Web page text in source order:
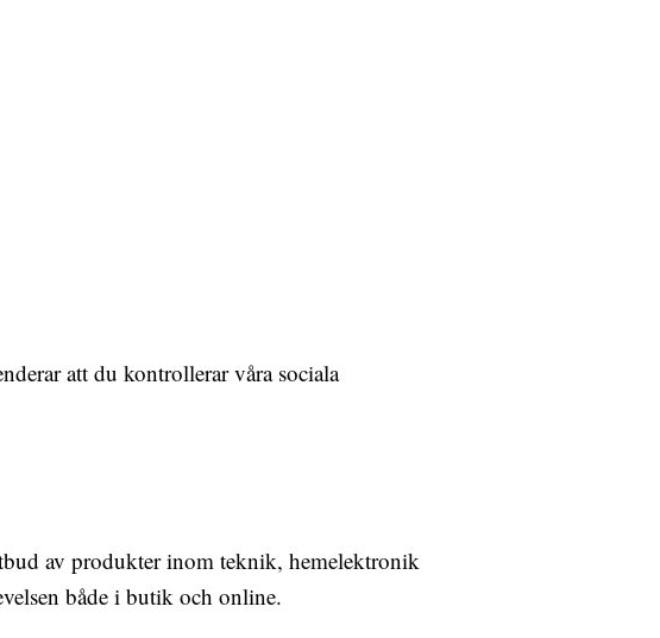
att du kontrollerar våra sociala
av produkter inom teknik, hemelektronik
både i butik och online.